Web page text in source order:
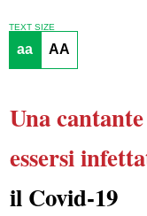
TEXT SIZE
aa AA
Una
essersi
il Covid-19